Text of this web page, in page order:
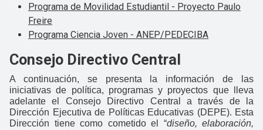
Programa de Movilidad Estudiantil - Proyecto Paulo
Freire
Programa Ciencia Joven - ANEP/PEDECIBA
Consejo Directivo Central
A continuación, se presenta la información de las
iniciativas de política, programas y proyectos que lleva
adelante el Consejo Directivo Central a través de la
Dirección Ejecutiva de Políticas Educativas (DEPE). Esta
Dirección tiene como cometido el “diseño, elaboración,